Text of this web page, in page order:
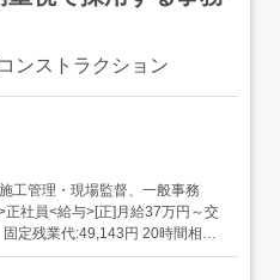
ンストラクション
工管理・現場監督、一般事務
社員<給与>[正]月給37万円～交
定残業代:49,143円 20時間相当
超えて残業をした場合は、別途残